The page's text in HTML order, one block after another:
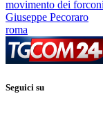
movimento dei forconi
Giuseppe Pecoraro
roma
Seguici su